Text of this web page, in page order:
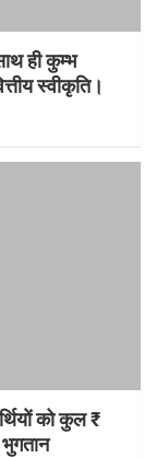
ही कुम्भ
स्वीकृति।
को कुल ₹